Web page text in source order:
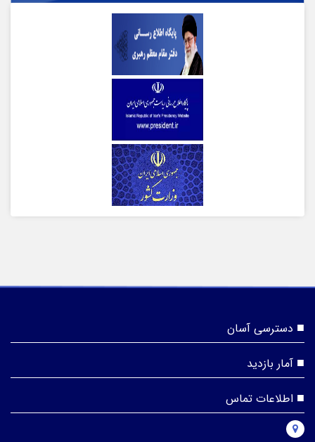
دسترسی آسان
آمار بازدید
اطلاعات تماس